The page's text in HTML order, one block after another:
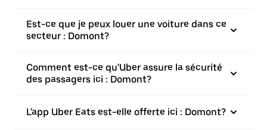
Est-ce que je peux louer une voiture dans ce
secteur : Domont?
Comment est-ce qu'Uber assure la sécurité
des passagers ici : Domont?
L'app Uber Eats est-elle offerte ici : Domont?